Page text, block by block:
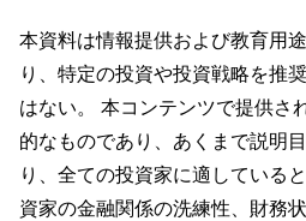
本資料は情報提供および教育用
り、特定の投資や投資戦略を推
はない。 本コンテンツで提供さ
的なものであり、あくまで説明
り、全ての投資家に適している
資家の金融関係の洗練性、財務